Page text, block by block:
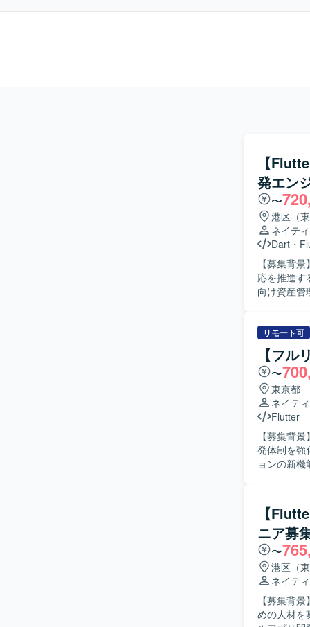
【
発エン
〜
港区（
ネイテ
Dart ・
【募集背
応を推進するた
向け資産管
ンを取り
スのアジ
まで一連の工程に携わ
極的にコミ
求めてお
向きにチャレンジい
ステムに関
発スキル
え、生成AI
の中で、企
境】
リモート可
【フ
〜
東京都
ネイテ
Flutter
【募集背
発体制を強化するための
ョンの新
スの推進にも取り組ん
推進でき
提案を行い
す。 【ポジションの魅力】 Flutterを用いたモバイルアプリケーション開発に深く関わることが
でき、設
スに携わる
境】
テクチャ
【
ニア募
〜
港区（
ネイテ
【募集背
めの人材を募集しております。